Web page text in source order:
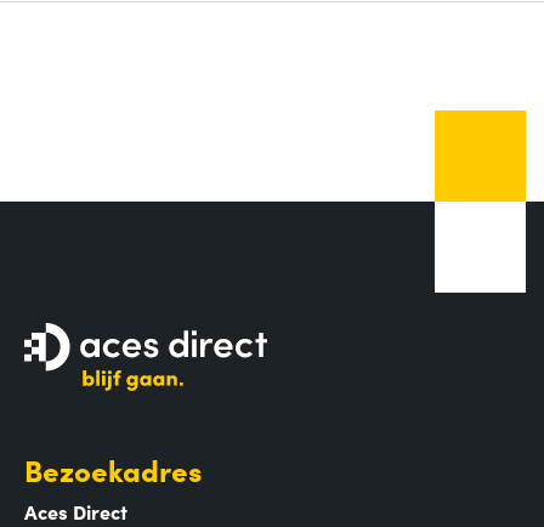
Bezoekadres
Aces Direct